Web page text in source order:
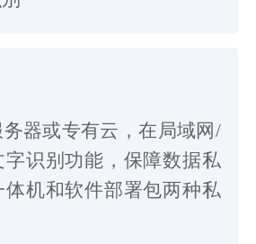
器或专有云，在局域网/
字识别功能，保障数据私
体机和软件部署包两种私